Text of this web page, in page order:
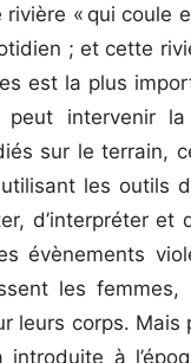
rivière « qui coule
; et cette
est la plus
intervenir la
sur le terrain,
les outils
d’interpréter et
évènements
les femmes,
leurs corps. Mais
introduite à